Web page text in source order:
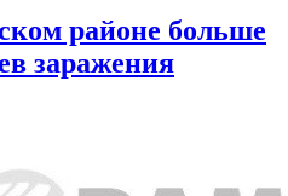
районе больше
заражения